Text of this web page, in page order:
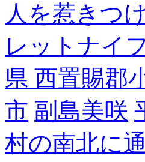
人を惹きつ
レットナイフ
県 西置賜郡
市 副島美咲
村の南北に